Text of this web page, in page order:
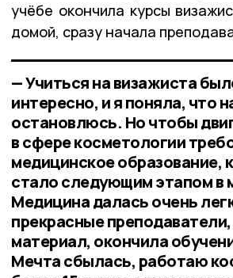
учёбе окончила курсы
домой, сразу начала
— Учиться на визажиста
интересно, и я поняла, что
остановлюсь. Но чтобы
в сфере косметологии
медицинское образование,
стало следующим этапом в
Медицина далась очень
прекрасные
материал, окончила
Мечта сбылась, работаю